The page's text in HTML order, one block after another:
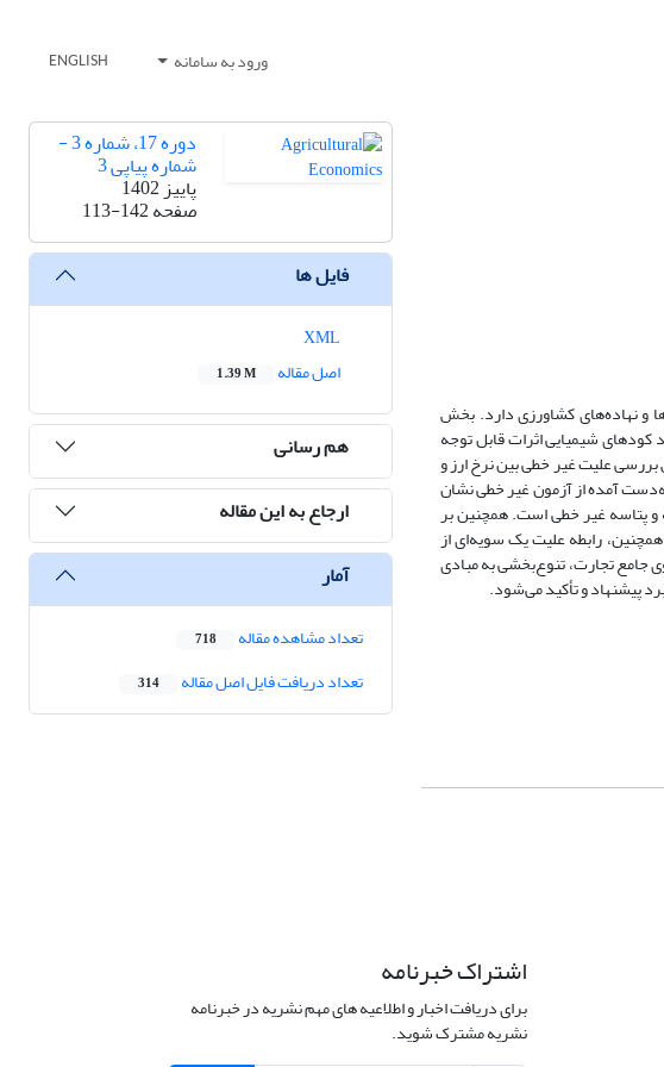
ورود به سامانه ENGLISH
و نهاده‌های کشاورزی دارد. بخش
کودهای شیمیایی اثرات قابل توجه
این پژوهش بررسی علیت غیر خطی بین نرخ ارز و
مارکف سوئیچینگ است. نتایج به‌دست آمده از آزمون غیر خطی نشان
و پتاسه غیر خطی است. همچنین بر
رابطه علیت یک سویه‌ای از
جامع تجارت، تنوع‌بخشی به مبادی
پیشنهاد و تأکید می‌شود.
دوره 17، شماره 3 -
شماره پیاپی 3
پاییز 1402
صفحه113-142
فایل ها
اصل مقاله
1.39 M
هم رسانی
ارجاع به این مقاله
آمار
تعداد مشاهده مقاله 718
تعداد دریافت فایل اصل مقاله 314
اشتراک خبرنامه
برای دریافت اخبار و اطلاعیه های مهم نشریه در خبرنامه
نشریه مشترک شوید.